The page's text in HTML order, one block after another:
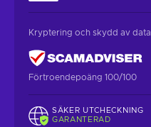
Kryptering och skydd av data
Förtroendepoäng 100/100
SÄKER UTCHECKNING
GARANTERAD